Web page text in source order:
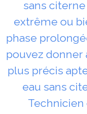
sans
extrême ou
phase
pouvez donner
plus précis
eau sans
Technicien